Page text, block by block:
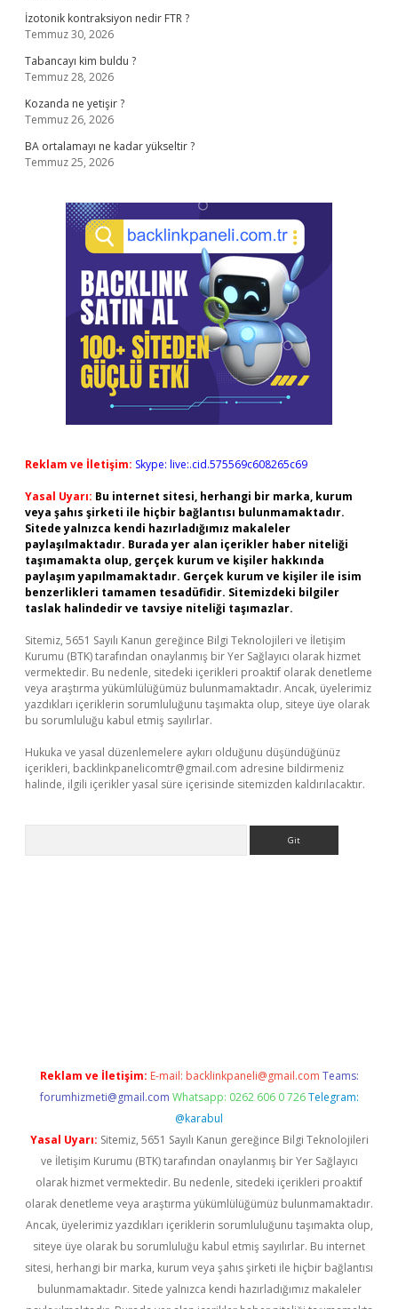
İzotonik kontraksiyon nedir FTR ?
Temmuz 30, 2026
Tabancayı kim buldu ?
Temmuz 28, 2026
Kozanda ne yetişir ?
Temmuz 26, 2026
BA ortalamayı ne kadar yükseltir ?
Temmuz 25, 2026
Reklam ve İletişim: Skype: live:.cid.575569c608265c69
Yasal Uyarı: Bu internet sitesi, herhangi bir marka, kurum
veya şahıs şirketi ile hiçbir bağlantısı bulunmamaktadır.
Sitede yalnızca kendi hazırladığımız makaleler
paylaşılmaktadır. Burada yer alan içerikler haber niteliği
taşımamakta olup, gerçek kurum ve kişiler hakkında
paylaşım yapılmamaktadır. Gerçek kurum ve kişiler ile isim
benzerlikleri tamamen tesadüfidir. Sitemizdeki bilgiler
taslak halindedir ve tavsiye niteliği taşımazlar.
Sitemiz, 5651 Sayılı Kanun gereğince Bilgi Teknolojileri ve İletişim
Kurumu (BTK) tarafından onaylanmış bir Yer Sağlayıcı olarak hizmet
vermektedir. Bu nedenle, sitedeki içerikleri proaktif olarak denetleme
veya araştırma yükümlülüğümüz bulunmamaktadır. Ancak, üyelerimiz
yazdıkları içeriklerin sorumluluğunu taşımakta olup, siteye üye olarak
bu sorumluluğu kabul etmiş sayılırlar.
Hukuka ve yasal düzenlemelere aykırı olduğunu düşündüğünüz
içerikleri, backlinkpanelicomtr@gmail.com adresine bildirmeniz
halinde, ilgili içerikler yasal süre içerisinde sitemizden kaldırılacaktır.
Reklam ve İletişim: E-mail: backlinkpaneli@gmail.com Teams:
forumhizmeti@gmail.com Whatsapp: 0262 606 0 726 Telegram:
@karabul
Yasal Uyarı: Sitemiz, 5651 Sayılı Kanun gereğince Bilgi Teknolojileri
ve İletişim Kurumu (BTK) tarafından onaylanmış bir Yer Sağlayıcı
olarak hizmet vermektedir. Bu nedenle, sitedeki içerikleri proaktif
olarak denetleme veya araştırma yükümlülüğümüz bulunmamaktadır.
Ancak, üyelerimiz yazdıkları içeriklerin sorumluluğunu taşımakta olup,
siteye üye olarak bu sorumluluğu kabul etmiş sayılırlar. Bu internet
sitesi, herhangi bir marka, kurum veya şahıs şirketi ile hiçbir bağlantısı
bulunmamaktadır. Sitede yalnızca kendi hazırladığımız makaleler